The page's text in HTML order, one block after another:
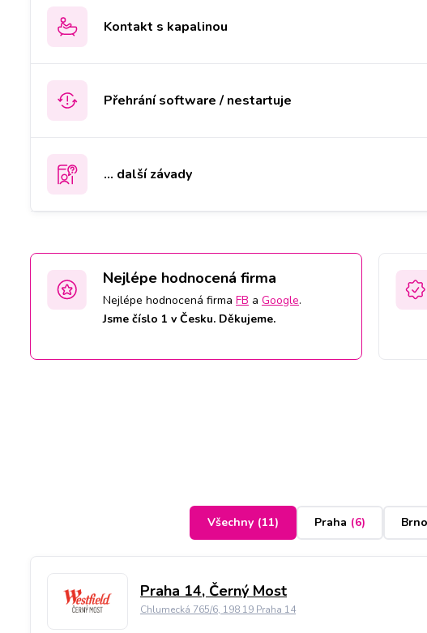
Kontakt s kapalinou
Přehrání software / nestartuje
... další závady
Nejlépe hodnocená firma
Nejlépe hodnocená firma FB a Google.
Jsme číslo 1 v Česku. Děkujeme.
Všechny (11) Praha (6) Brno
Praha 14, Černý Most
Chlumecká 765/6, 198 19 Praha 14